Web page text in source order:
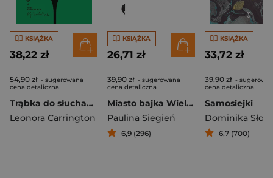
KSIĄŻKA
38,22 zł
54,90 zł - sugerowana
cena detaliczna
Trąbka do słuchania
Leonora Carrington
KSIĄŻKA
26,71 zł
39,90 zł - sugerowana
cena detaliczna
Miasto bajka Wiele historii Kaliningradu
Paulina Siegień
6,9 (296)
KSIĄŻKA
33,72 zł
39,90 zł -
cena detaliczna
Samosiejki
Dominika
6,7 (700)